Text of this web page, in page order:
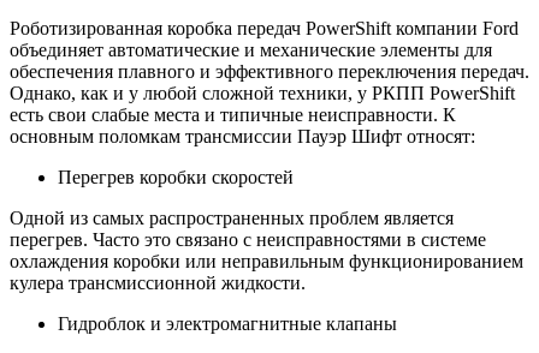
Роботизированная коробка передач PowerShift компании Ford
объединяет автоматические и механические элементы для
обеспечения плавного и эффективного переключения передач.
Однако, как и у любой сложной техники, у РКПП PowerShift
есть свои слабые места и типичные неисправности. К
основным поломкам трансмиссии Пауэр Шифт относят:
Перегрев коробки скоростей
Одной из самых распространенных проблем является
перегрев. Часто это связано с неисправностями в системе
охлаждения коробки или неправильным функционированием
кулера трансмиссионной жидкости.
Гидроблок и электромагнитные клапаны